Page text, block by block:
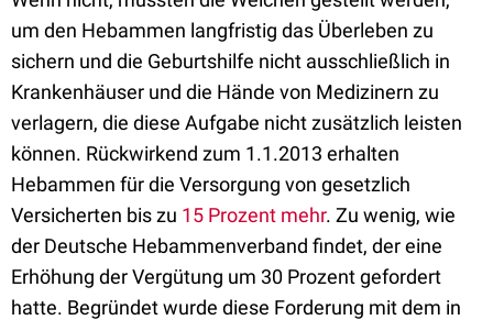
um den Hebammen langfristig das Überleben zu
sichern und die Geburtshilfe nicht ausschließlich in
Krankenhäuser und die Hände von Medizinern zu
verlagern, die diese Aufgabe nicht zusätzlich leisten
können. Rückwirkend zum 1.1.2013 erhalten
Hebammen für die Versorgung von gesetzlich
Versicherten bis zu 15 Prozent mehr. Zu wenig, wie
der Deutsche Hebammenverband findet, der eine
Erhöhung der Vergütung um 30 Prozent gefordert
hatte. Begründet wurde diese Forderung mit dem in